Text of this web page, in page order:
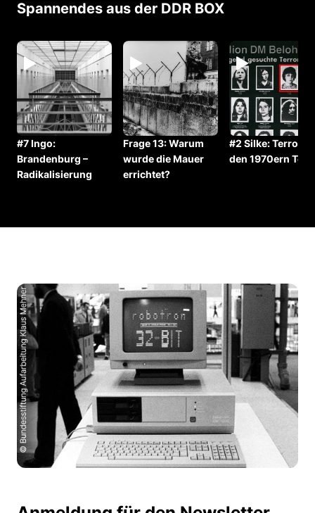
Spannendes aus der DDR BOX
#7 Ingo:
Brandenburg –
Radikalisierung
Frage 13: ⁠Warum
wurde die Mauer
errichtet?
#2 Silke: Terror in
den 1970ern Teil